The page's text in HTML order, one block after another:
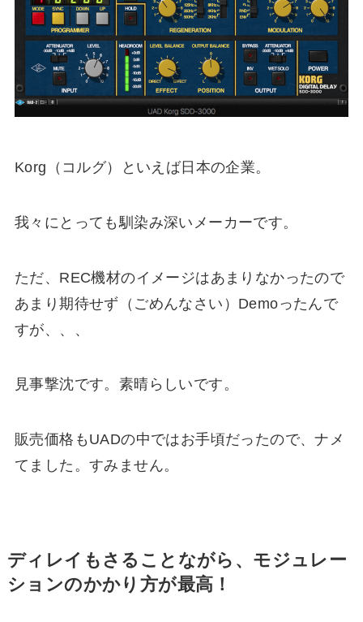
Korg（コルグ）といえば日本の企業。
我々にとっても馴染み深いメーカーです。
ただ、REC機材のイメージはあまりなかったので
あまり期待せず（ごめんなさい）Demoったんで
すが、、、
見事撃沈です。素晴らしいです。
販売価格もUADの中ではお手頃だったので、ナメ
てました。すみません。
ディレイもさることながら、モジュレー
ションのかかり方が最高！